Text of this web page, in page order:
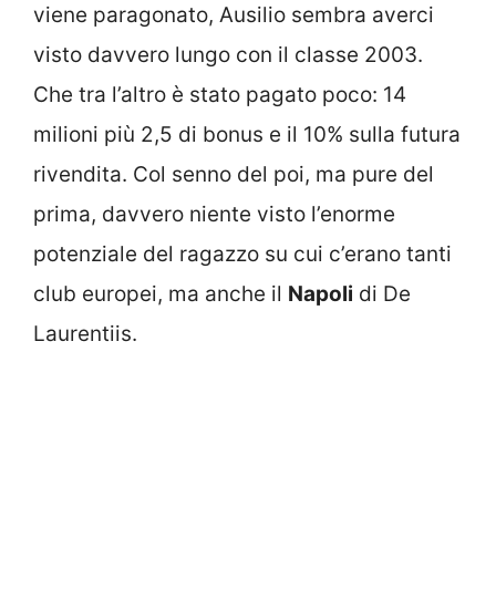
viene paragonato, Ausilio sembra averci
visto davvero lungo con il classe 2003.
Che tra l’altro è stato pagato poco: 14
milioni più 2,5 di bonus e il 10% sulla futura
rivendita. Col senno del poi, ma pure del
prima, davvero niente visto l’enorme
potenziale del ragazzo su cui c’erano tanti
club europei, ma anche il Napoli di De
Laurentiis.